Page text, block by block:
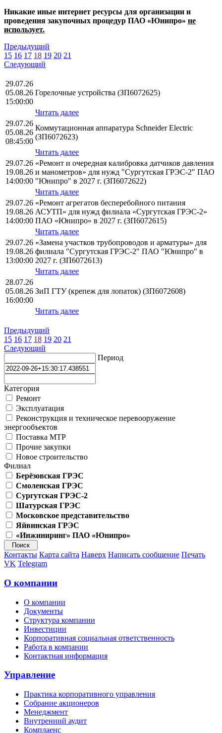
Никакие иные интернет ресурсы для организации и
проведения закупочных процедур ПАО «Юнипро» не
использует.
Предыдущий
15 16 17 18 19 20 21
Следующий
29.07.26
05.08.26
15:00:00
Горелочные устройства (ЗП6072625)
Читать далее
29.07.26
05.08.26
08:45:00
Коммутационная аппаратура Schneider Electric
(ЗП6072623)
Читать далее
29.07.26
19.08.26
14:00:00
«Ремонт и очередная калибровка датчиков давления
и манометров» для нужд "Сургутская ГРЭС-2" ПАО
"Юнипро" в 2027 г. (ЗП6072622)
Читать далее
29.07.26
19.08.26
14:00:00
«Ремонт агрегатов бесперебойного питания
АСУТП» для нужд филиала «Сургутская ГРЭС-2»
ПАО «Юнипро» в 2027 г. (ЗП6072615)
Читать далее
29.07.26
19.08.26
13:00:00
«Замена участков трубопроводов и арматуры» для
филиала "Сургутская ГРЭС-2" ПАО "Юнипро" в
2027 г. (ЗП6072613)
Читать далее
28.07.26
05.08.26
16:00:00
ЗиП ГТУ (крепеж для лопаток) (ЗП6072608)
Читать далее
Предыдущий
15 16 17 18 19 20 21
Следующий
Период
Категория
Ремонт
Эксплуатация
Реконструкция и техническое перевооружение
энергообъектов
Поставка МТР
Прочие закупки
Новое строительство
Филиал
Берёзовская ГРЭС
Смоленская ГРЭС
Сургутская ГРЭС-2
Шатурская ГРЭС
Московское представительство
Яйвинская ГРЭС
«Инжиниринг» ПАО «Юнипро»
Контакты Карта сайта Наверх Написать сообщение Печать
VK Telegram
О компании
О компании
Документы
Структура компании
Инвестиции
Корпоративная социальная ответственность
Работа в компании
Контактная информация
Управление
Практика корпоративного управления
Собрание акционеров
Менеджмент
Внутренний аудит
Комплаенс